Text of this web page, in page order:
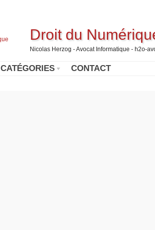
Droit du
Nicolas Herzog - Avocat Informatique - h2o-
CATÉGORIES CONTACT